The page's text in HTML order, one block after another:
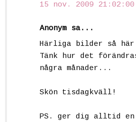
15 nov. 2009 21:02:00
Anonym sa...
Härliga bilder så
Tänk hur det
några månader...
Skön tisdagkväll!
PS. ger dig alltid